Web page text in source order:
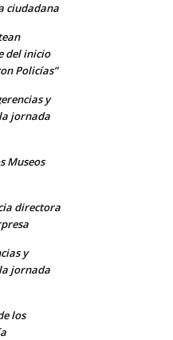
ciudadana
del inicio
Policías”
y
jornada
Museos
directora
y
jornada
los